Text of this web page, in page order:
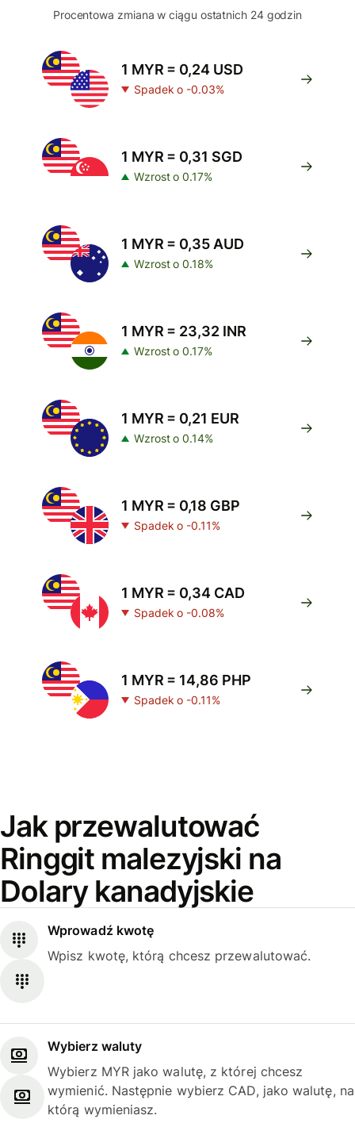
Procentowa zmiana w ciągu ostatnich 24 godzin
1 MYR = 0,24 USD
Spadek o -0.03%
1 MYR = 0,31 SGD
Wzrost o 0.17%
1 MYR = 0,35 AUD
Wzrost o 0.18%
1 MYR = 23,32 INR
Wzrost o 0.17%
1 MYR = 0,21 EUR
Wzrost o 0.14%
1 MYR = 0,18 GBP
Spadek o -0.11%
1 MYR = 0,34 CAD
Spadek o -0.08%
1 MYR = 14,86 PHP
Spadek o -0.11%
Jak przewalutować
Ringgit malezyjski na
Dolary kanadyjskie
Wprowadź kwotę
Wpisz kwotę, którą chcesz przewalutować.
Wybierz waluty
Wybierz MYR jako walutę, z której chcesz
wymienić. Następnie wybierz CAD, jako walutę, na
którą wymieniasz.